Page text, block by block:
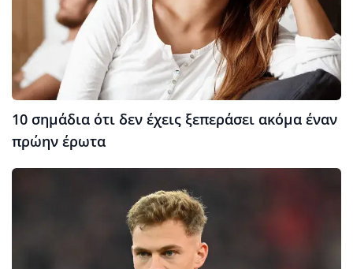
10 σημάδια ότι δεν έχεις ξεπεράσει ακόμα έναν
πρώην έρωτα